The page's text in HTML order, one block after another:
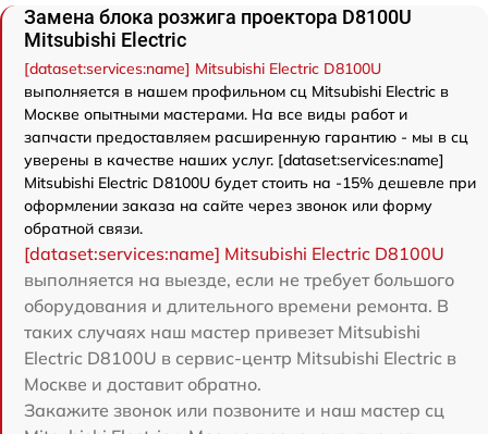
Замена блока розжига проектора D8100U
Mitsubishi Electric
[dataset:services:name] Mitsubishi Electric D8100U
выполняется в нашем профильном сц Mitsubishi Electric в
Москве опытными мастерами. На все виды работ и
запчасти предоставляем расширенную гарантию - мы в сц
уверены в качестве наших услуг. [dataset:services:name]
Mitsubishi Electric D8100U будет стоить на -15% дешевле при
оформлении заказа на сайте через звонок или форму
обратной связи.
[dataset:services:name] Mitsubishi Electric D8100U
выполняется на выезде, если не требует большого
оборудования и длительного времени ремонта. В
таких случаях наш мастер привезет Mitsubishi
Electric D8100U в сервис-центр Mitsubishi Electric в
Москве и доставит обратно.
Закажите звонок или позвоните и наш мастер сц